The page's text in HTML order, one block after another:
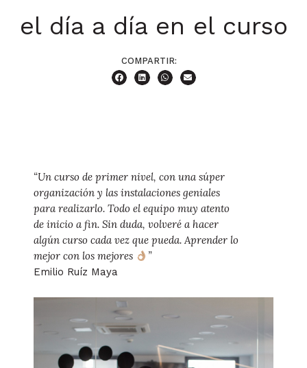
el día a día en el curso
“Un curso de primer nivel, con una súper
organización y las instalaciones geniales
para realizarlo. Todo el equipo muy atento
de inicio a fin. Sin duda, volveré a hacer
algún curso cada vez que pueda. Aprender lo
mejor con los mejores
”
Emilio Ruíz Maya